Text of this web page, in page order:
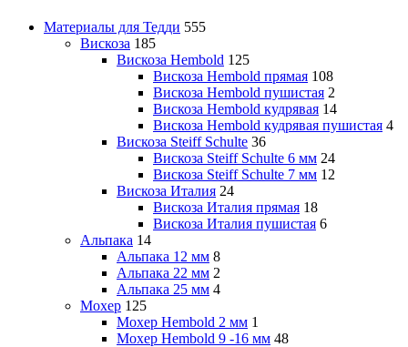
Материалы для Тедди 555
Вискоза 185
Вискоза Hembold 125
Вискоза Hembold прямая 108
Вискоза Hembold пушистая 2
Вискоза Hembold кудрявая 14
Вискоза Hembold кудрявая пушистая 4
Вискоза Steiff Schulte 36
Вискоза Steiff Schulte 6 мм 24
Вискоза Steiff Schulte 7 мм 12
Вискоза Италия 24
Вискоза Италия прямая 18
Вискоза Италия пушистая 6
Альпака 14
Альпака 12 мм 8
Альпака 22 мм 2
Альпака 25 мм 4
Мохер 125
Мохер Hembold 2 мм 1
Мохер Hembold 9 -16 мм 48